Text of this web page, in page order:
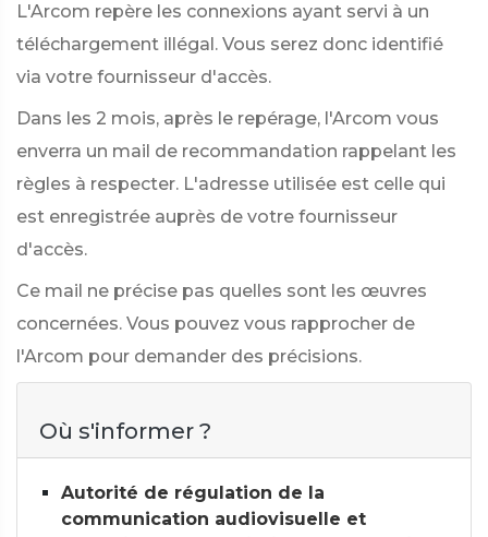
L'Arcom repère les connexions ayant servi à un
téléchargement illégal. Vous serez donc identifié
via votre fournisseur d'accès.
Dans les 2 mois, après le repérage, l'Arcom vous
enverra un mail de recommandation rappelant les
règles à respecter. L'adresse utilisée est celle qui
est enregistrée auprès de votre fournisseur
d'accès.
Ce mail ne précise pas quelles sont les œuvres
concernées. Vous pouvez vous rapprocher de
l'Arcom pour demander des précisions.
Où s'informer ?
Autorité de régulation de la
communication audiovisuelle et